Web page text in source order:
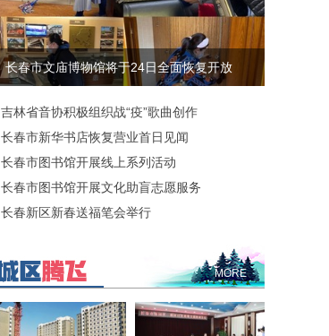
长春市文庙博物馆将于24日全面恢复开放
吉林省音协积极组织战“疫”歌曲创作
长春市新华书店恢复营业首日见闻
长春市图书馆开展线上系列活动
长春市图书馆开展文化助盲志愿服务
长春新区新春送福笔会举行
MORE